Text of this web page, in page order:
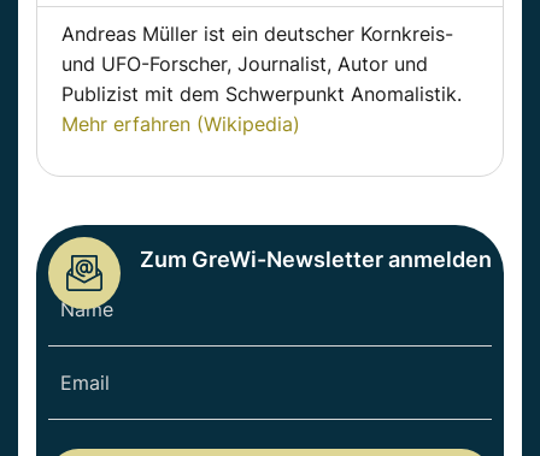
Andreas Müller ist ein deutscher Kornkreis-
und UFO-Forscher, Journalist, Autor und
Publizist mit dem Schwerpunkt Anomalistik.
Mehr erfahren (Wikipedia)
Zum GreWi-Newsletter anmelden